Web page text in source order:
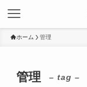
ホーム 管理
管理 – tag –